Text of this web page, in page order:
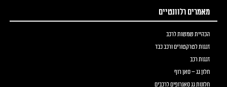
מאמרים רלוונטיים
הכהיית שמשות לרכב
זגגות לטרקטורים ורכב כבד
זגגות רכב
חלון גג – סאן רוף
חלונות גג סאנרופים לרכבים